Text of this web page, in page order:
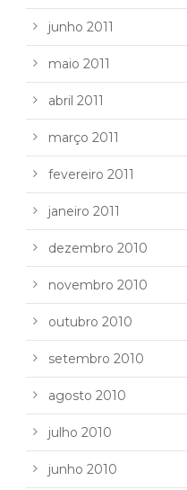
junho 2011
maio 2011
abril 2011
março 2011
fevereiro 2011
janeiro 2011
dezembro 2010
novembro 2010
outubro 2010
setembro 2010
agosto 2010
julho 2010
junho 2010